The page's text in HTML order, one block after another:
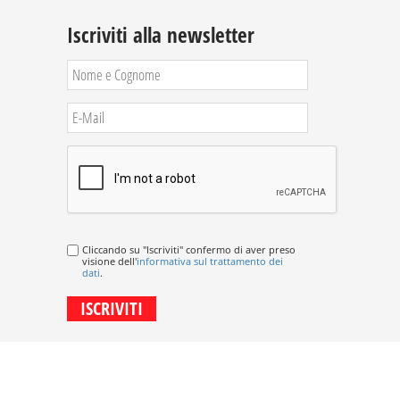
Iscriviti alla newsletter
Cliccando su "Iscriviti" confermo di aver preso
visione dell'informativa sul trattamento dei
dati.